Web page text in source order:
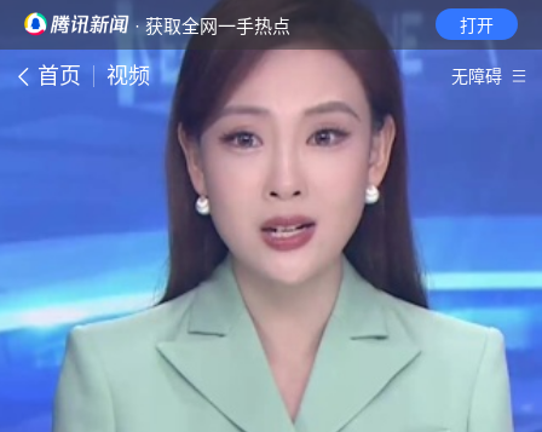
· 获取全网一手热点 打开
首页 视频 无障碍